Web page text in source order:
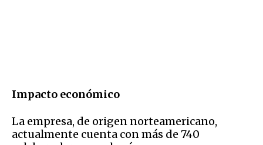
Impacto económico
La empresa, de origen norteamericano,
actualmente cuenta con más de 740